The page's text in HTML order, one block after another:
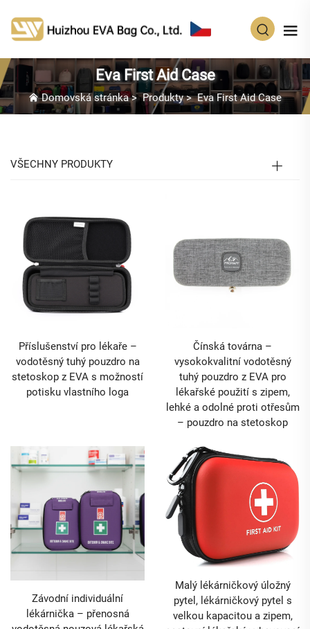
Eva First Aid Case
Domovská stránka>Produkty>Eva First Aid Case
VŠECHNY PRODUKTY
Příslušenství pro lékaře –
vodotěsný tuhý pouzdro na
stetoskop z EVA s možností
potisku vlastního loga
Čínská továrna –
vysokokvalitní vodotěsný
tuhý pouzdro z EVA pro
lékařské použití s zipem,
lehké a odolné proti otřesům
– pouzdro na stetoskop
Závodní individuální
lékárnička – přenosná
Malý lékárničkový úložný
pytel, lékárničkový pytel s
velkou kapacitou a zipem,